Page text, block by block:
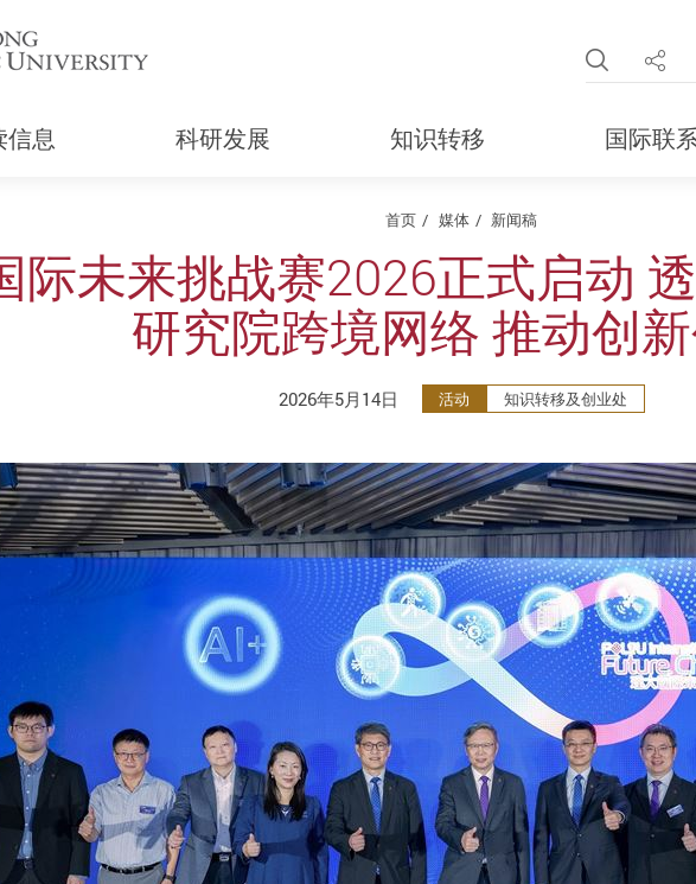
Open
分享
信息 科研发展 知识转移 国际联
首页 媒体 新闻稿
际未来挑战赛2026正式启动
研究院跨境网络 推动创
2026年5月14日 活动 知识转移及创业处